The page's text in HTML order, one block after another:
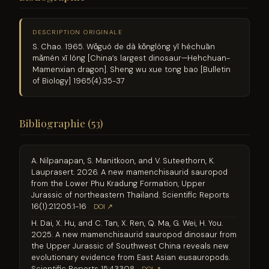
DESCRIPTION ORIGINALE
S. Chao. 1965. Wǒguó de dà kǒnglóng yī héchuān
mǎmén xī lóng [China’s largest dinosaur—Hehchuan-
Mamenxian dragon]. Sheng wu xue tong bao [Bulletin
of Biology] 1965(4):35-37
Bibliographie (53)
A. Nilpanapan, S. Manitkoon, and V. Suteethorn, K.
Lauprasert. 2026. A new mamenchisaurid sauropod
from the Lower Phu Kradung Formation, Upper
Jurassic of northeastern Thailand. Scientific Reports
16(1):21205:1-16
DOI ↗
H. Dai, X. Hu, and C. Tan, X. Ren, Q. Ma, G. Wei, H. You.
2025. A new mamenchisaurid sauropod dinosaur from
the Upper Jurassic of Southwest China reveals new
evolutionary evidence from East Asian eusauropods.